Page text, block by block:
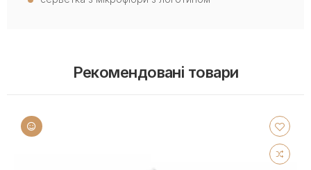
Рекомендовані товари